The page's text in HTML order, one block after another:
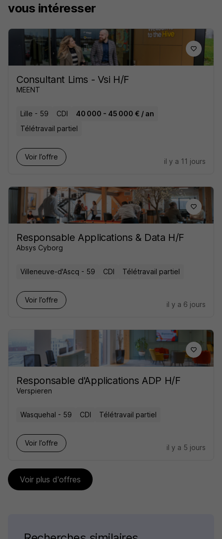
vous intéresser
Consultant Lims - Vsi H/F
MEENT
Lille - 59 CDI
40 000 - 45 000 € / an
Télétravail partiel
Voir l’offre
il y a 11 jours
Responsable Applications & Data H/F
Absys Cyborg
Villeneuve-d'Ascq - 59 CDI Télétravail partiel
Voir l’offre
il y a 6 jours
Responsable d'Applications ADP H/F
Verspieren
Wasquehal - 59 CDI Télétravail partiel
Voir l’offre
il y a 5 jours
Voir plus d'offres